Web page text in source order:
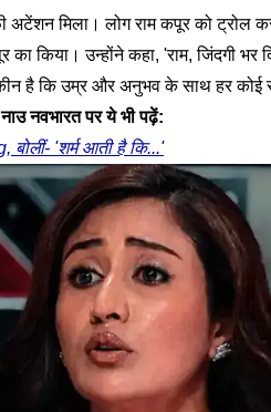
अटेंशन मिला। लोग राम कपूर को ट्रोल
का किया। उन्होंने कहा, 'राम, जिंदगी भर
है कि उम्र और अनुभव के साथ हर कोई
नवभारत पर ये भी पढ़ें:
बोलीं- 'शर्म आती है कि...'